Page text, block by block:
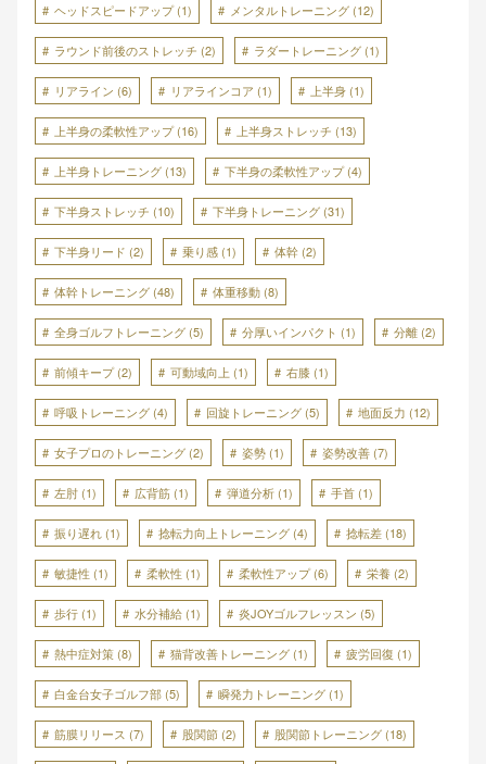
ヘッドスピードアップ(1) メンタルトレーニング (12)
ラウンド前後のストレッチ (2) ラダートレーニング (1)
リアライン (6) リアラインコア (1) 上半身 (1)
上半身の柔軟性アップ(16) 上半身ストレッチ (13)
上半身トレーニング (13) 下半身の柔軟性アップ(4)
下半身ストレッチ (10) 下半身トレーニング (31)
下半身リード (2) 乗り感 (1) 体幹 (2)
体幹トレーニング (48) 体重移動 (8)
全身ゴルフトレーニング (5) 分厚いインパクト (1) 分離 (2)
前傾キープ(2) 可動域向上 (1) 右膝 (1)
呼吸トレーニング (4) 回旋トレーニング (5) 地面反力 (12)
女子プロのトレーニング (2) 姿勢 (1) 姿勢改善 (7)
左肘 (1) 広背筋 (1) 弾道分析 (1) 手首 (1)
振り遅れ (1) 捻転力向上トレーニング (4) 捻転差 (18)
敏捷性 (1) 柔軟性 (1) 柔軟性アップ(6) 栄養 (2)
歩行 (1) 水分補給 (1) 炎JOYゴルフレッスン (5)
熱中症対策 (8) 猫背改善トレーニング (1) 疲労回復 (1)
白金台女子ゴルフ部 (5) 瞬発力トレーニング (1)
筋膜リリース (7) 股関節 (2) 股関節トレーニング (18)